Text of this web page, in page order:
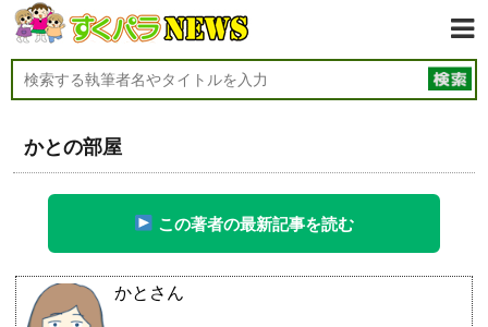
かとの部屋
この著者の最新記事を読む
かとさん